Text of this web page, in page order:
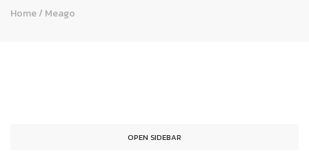
Home/ Meago
OPEN SIDEBAR